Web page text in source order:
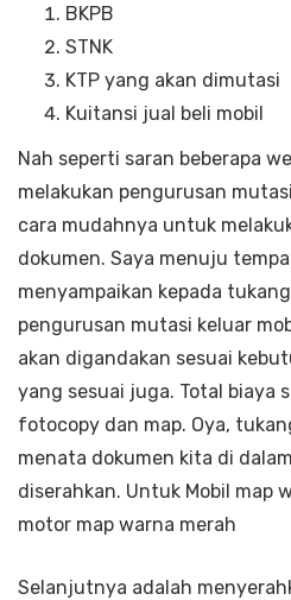
BKPB
STNK
KTP yang akan dimutasi
Kuitansi jual beli mobil
Nah seperti saran beberapa
melakukan pengurusan
cara mudahnya untuk
dokumen. Saya menuju
menyampaikan kepada
pengurusan mutasi keluar
akan digandakan sesuai
yang sesuai juga. Total biaya
fotocopy dan map. Oya,
menata dokumen kita di
diserahkan. Untuk Mobil map
motor map warna merah
Selanjutnya adalah